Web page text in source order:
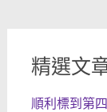
精選文
順利標到第